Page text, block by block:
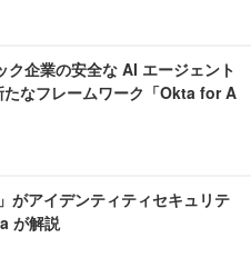
企業の安全な AI エージェント
なフレームワーク「Okta for A
アイデンティティセキュリテ
が解説